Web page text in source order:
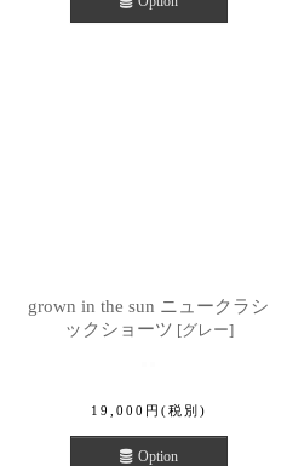
grown in the sun ニュークラシ
ックショーツ [グレー]
19,000 円 (税別)
Option